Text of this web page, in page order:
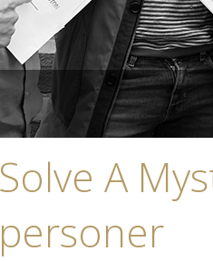
Solve A
personer